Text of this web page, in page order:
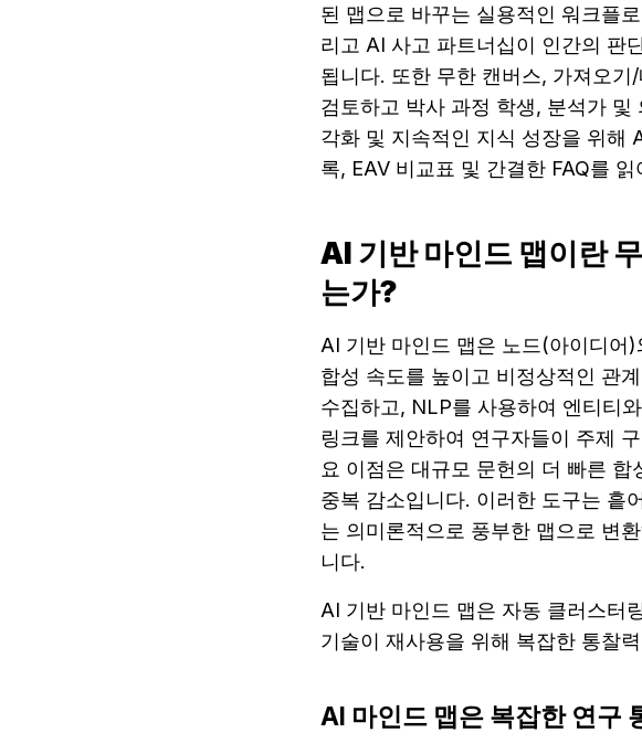
된 맵으로 바꾸는 실용적인 워크플
리고 AI 사고 파트너십이 인간의 판
됩니다. 또한 무한 캔버스, 가져오
검토하고 박사 과정 학생, 분석가
각화 및 지속적인 지식 성장을 위해
록, EAV 비교표 및 간결한 FAQ를 읽
AI 기반 마인드 맵이란
는가?
AI 기반 마인드 맵은 노드(아이디어
합성 속도를 높이고 비정상적인 관
수집하고, NLP를 사용하여 엔티티
링크를 제안하여 연구자들이 주제
요 이점은 대규모 문헌의 더 빠른
중복 감소입니다. 이러한 도구는 흩
는 의미론적으로 풍부한 맵으로 변
니다.
AI 기반 마인드 맵은 자동 클러스터
기술이 재사용을 위해 복잡한 통찰
AI 마인드 맵은 복잡한 연구